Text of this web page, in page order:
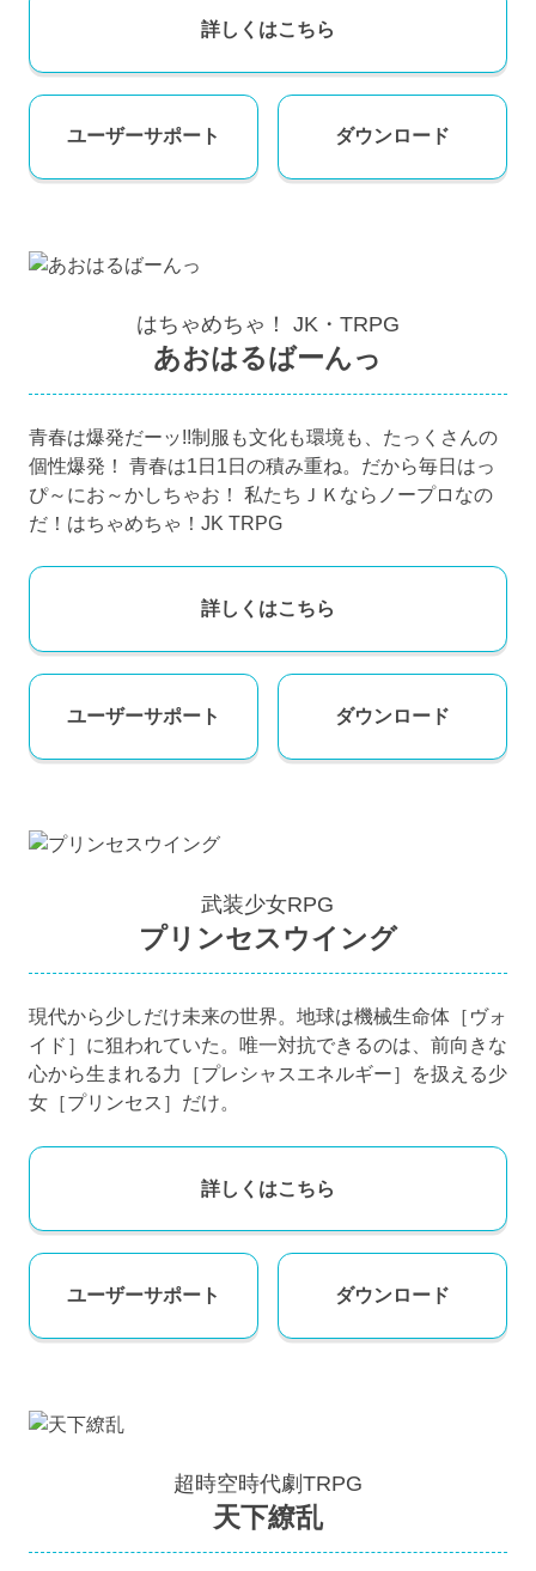
詳しくはこちら
ユーザーサポート ダウンロード
はちゃめちゃ！ JK・TRPG
あおはるばーんっ
青春は爆発だーッ!!制服も文化も環境も、たっくさんの
個性爆発！ 青春は1日1日の積み重ね。だから毎日はっ
ぴ～にお～かしちゃお！ 私たちＪＫならノープロなの
だ！はちゃめちゃ！JK TRPG
詳しくはこちら
ユーザーサポート ダウンロード
武装少女RPG
プリンセスウイング
現代から少しだけ未来の世界。地球は機械生命体［ヴォ
イド］に狙われていた。唯一対抗できるのは、前向きな
心から生まれる力［プレシャスエネルギー］を扱える少
女［プリンセス］だけ。
詳しくはこちら
ユーザーサポート ダウンロード
超時空時代劇TRPG
天下繚乱